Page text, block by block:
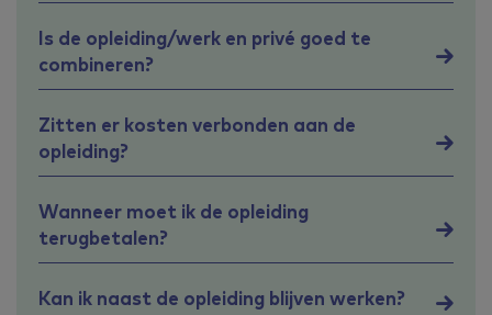
Is de opleiding/werk en privé goed te
combineren?
Zitten er kosten verbonden aan de
opleiding?
Wanneer moet ik de opleiding
terugbetalen?
Kan ik naast de opleiding blijven werken?